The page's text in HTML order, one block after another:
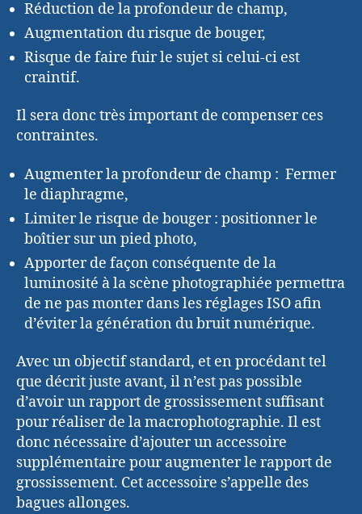
Réduction de la profondeur de champ,
Augmentation du risque de bouger,
Risque de faire fuir le sujet si celui-ci est
craintif.
Il sera donc très important de compenser ces
contraintes.
Augmenter la profondeur de champ : Fermer
le diaphragme,
Limiter le risque de bouger : positionner le
boîtier sur un pied photo,
Apporter de façon conséquente de la
luminosité à la scène photographiée permettra
de ne pas monter dans les réglages ISO afin
d’éviter la génération du bruit numérique.
Avec un objectif standard, et en procédant tel
que décrit juste avant, il n’est pas possible
d’avoir un rapport de grossissement suffisant
pour réaliser de la macrophotographie. Il est
donc nécessaire d’ajouter un accessoire
supplémentaire pour augmenter le rapport de
grossissement. Cet accessoire s’appelle des
bagues allonges.